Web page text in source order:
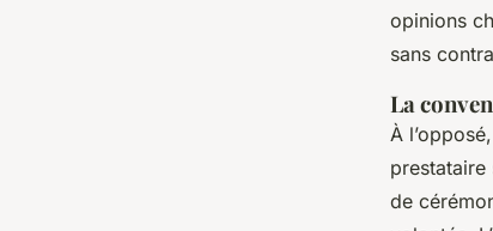
opinions
sans
La
À
prestataire
de